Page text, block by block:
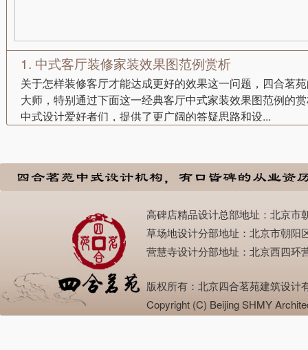
1. 中式客厅装修家装效果图范例赏析
关于怎样装修客厅才能达成更好的效果这一问题，四合茗
大师，特别通过下面这一经典客厅中式家装效果图范例的
中式设计爱好者们，提供了更广阔的答疑思路和设...
高碑店精品设计总部地址：北京市
草场地设计分部地址：北京市朝阳
营慧寺设计分部地址：北京西四环
版权所有：北京四合茗苑建筑设
Copyright (C) Beijing SHMY